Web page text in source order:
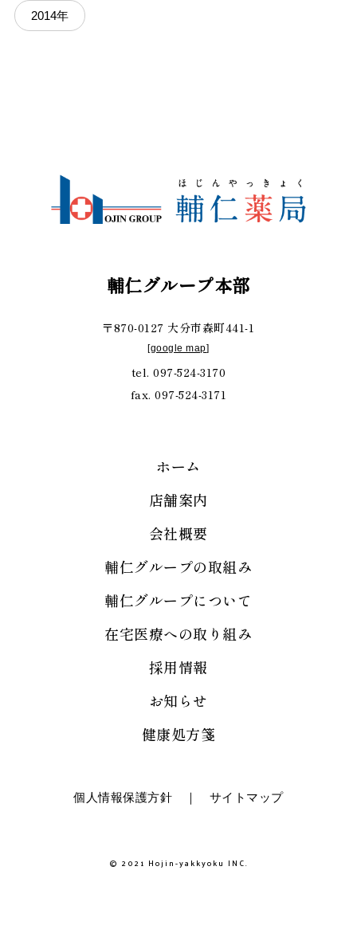
2014年
輔仁グループ本部
〒870-0127 大分市森町441-1
[google map]
tel. 097-524-3170
fax. 097-524-3171
ホーム
店舗案内
会社概要
輔仁グループの取組み
輔仁グループについて
在宅医療への取り組み
採用情報
お知らせ
健康処方箋
個人情報保護方針 ｜ サイトマップ
© 2021 Hojin-yakkyoku INC.